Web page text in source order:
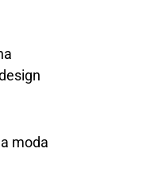
moda